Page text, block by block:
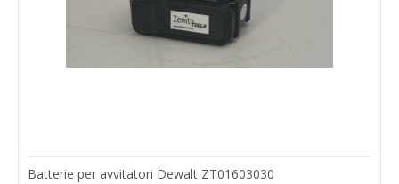
Batterie per avvitatori Dewalt ZT01603030